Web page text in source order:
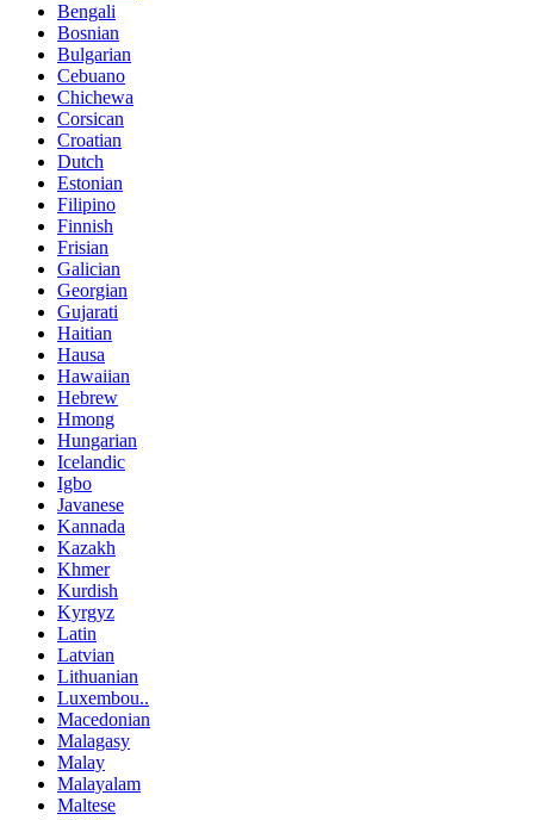
Bengali
Bosnian
Bulgarian
Cebuano
Chichewa
Corsican
Croatian
Dutch
Estonian
Filipino
Finnish
Frisian
Galician
Georgian
Gujarati
Haitian
Hausa
Hawaiian
Hebrew
Hmong
Hungarian
Icelandic
Igbo
Javanese
Kannada
Kazakh
Khmer
Kurdish
Kyrgyz
Latin
Latvian
Lithuanian
Luxembou..
Macedonian
Malagasy
Malay
Malayalam
Maltese